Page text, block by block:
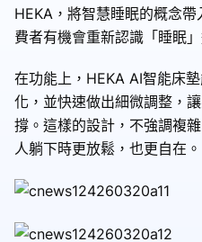
HEKA，將智慧睡眠的概念
費者有機會重新認識「睡眠」
在功能上，HEKA AI智能床
化，並快速做出細微調整，
撐。這樣的設計，不強調複
人躺下時更放鬆，也更自在。